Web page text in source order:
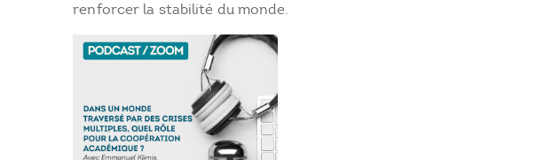
renforcer la stabilité du monde.